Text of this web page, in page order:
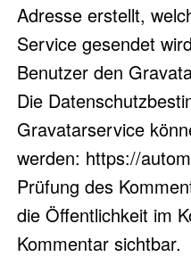
Adresse erstellt,
Service gesendet
Benutzer den
Die
Gravatarservice
werden: https://
Prüfung des
die Öffentlichkeit im
Kommentar sichtbar.